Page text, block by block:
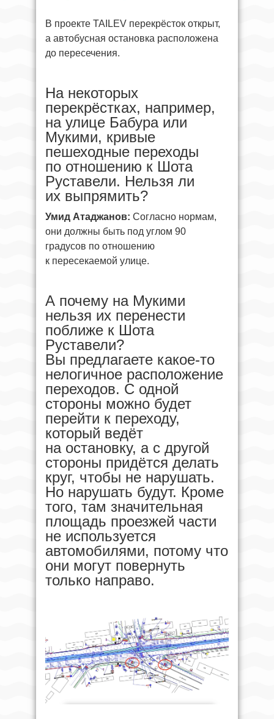
В проекте TAILEV перекрёсток открыт,
а автобусная остановка расположена
до пересечения.
На некоторых
перекрёстках, например,
на улице Бабура или
Мукими, кривые
пешеходные переходы
по отношению к Шота
Руставели. Нельзя ли
их выпрямить?
Умид Атаджанов: Согласно нормам,
они должны быть под углом 90
градусов по отношению
к пересекаемой улице.
А почему на Мукими
нельзя их перенести
поближе к Шота
Руставели?
Вы предлагаете какое-то
нелогичное расположение
переходов. С одной
стороны можно будет
перейти к переходу,
который ведёт
на остановку, а с другой
стороны придётся делать
круг, чтобы не нарушать.
Но нарушать будут. Кроме
того, там значительная
площадь проезжей части
не используется
автомобилями, потому что
они могут повернуть
только направо.